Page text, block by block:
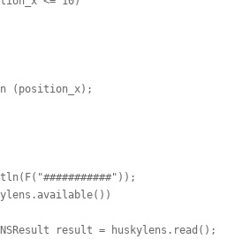
(position_x);
result = huskylens.read();